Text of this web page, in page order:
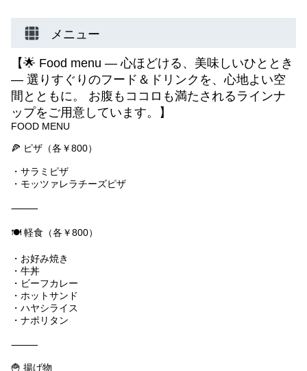
メニュー
【🌟 Food menu — 心ほどける、美味しいひととき
— 選りすぐりのフード＆ドリンクを、心地よい空
間とともに。 お腹もココロも満たされるラインナ
ップをご用意しています。】
FOOD MENU
🍕 ピザ（各￥800）
・サラミピザ
・モッツァレラチーズピザ
⸻
🍽 軽食（各￥800）
・お好み焼き
・牛丼
・ビーフカレー
・ホットサンド
・ハヤシライス
・ナポリタン
⸻
🍟 揚げ物